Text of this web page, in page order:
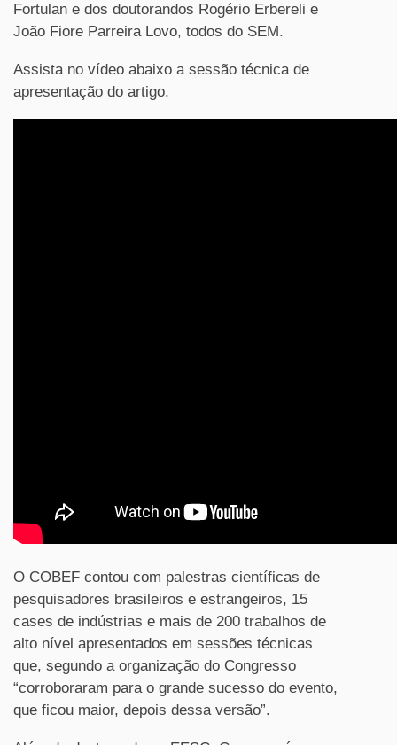
Fortulan e dos doutorandos Rogério Erbereli e
João Fiore Parreira Lovo, todos do SEM.
Assista no vídeo abaixo a sessão técnica de
apresentação do artigo.
O COBEF contou com palestras científicas de
pesquisadores brasileiros e estrangeiros, 15
cases de indústrias e mais de 200 trabalhos de
alto nível apresentados em sessões técnicas
que, segundo a organização do Congresso
“corroboraram para o grande sucesso do evento,
que ficou maior, depois dessa versão”.